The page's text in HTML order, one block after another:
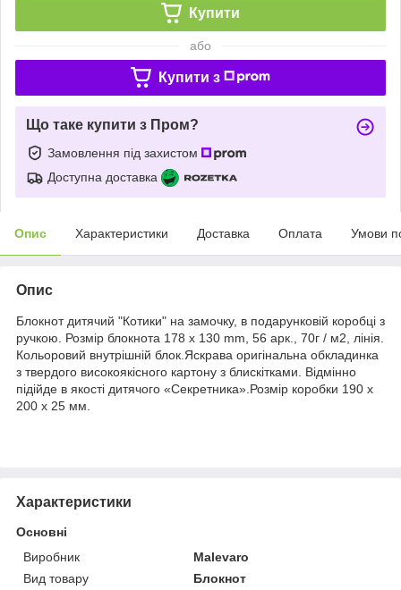
Купити
або
Купити з
Що таке купити з Пром?
Замовлення під захистом
Доступна доставка
Опис Характеристики Доставка Оплата Умови
Опис
Блокнот дитячий "Котики" на замочку, в подарунковій коробці з
ручкою. Розмір блокнота 178 x 130 mm, 56 арк., 70г / м2, лінія.
Кольоровий внутрішній блок.Яскрава оригінальна обкладинка
з твердого високоякісного картону з блискітками. Відмінно
підійде в якості дитячого «Секретника».Розмір коробки 190 x
200 x 25 мм.
Характеристики
Основні
Виробник
Malevaro
Вид товару
Блокнот